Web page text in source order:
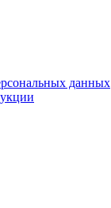
данных